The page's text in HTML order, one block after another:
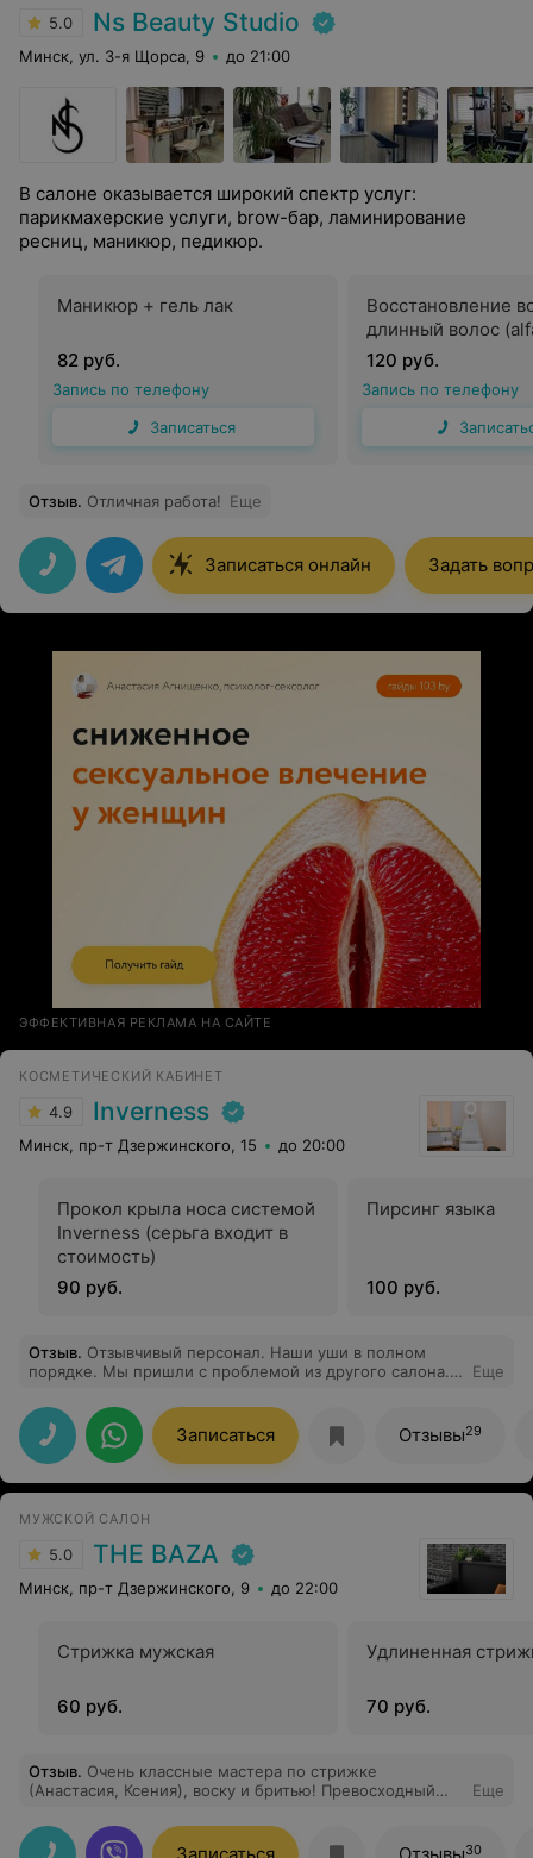
5.0 Ns Beauty Studio
Минск, ул. 3-я Щорса, 9 до 21:00
В салоне оказывается широкий спектр услуг:
парикмахерские услуги, brow-бар, ламинирование
ресниц, маникюр, педикюр.
Маникюр + гель лак
82 руб.
Запись по телефону
Записаться
Восстановление
длинный волос
120 руб.
Запись по телефону
Отзыв. Отличная работа! Еще
Записаться онлайн Задать
ЭФФЕКТИВНАЯ РЕКЛАМА НА САЙТЕ
КОСМЕТИЧЕСКИЙ КАБИНЕТ
4.9 Inverness
Минск, пр-т Дзержинского, 15 до 20:00
Прокол крыла носа системой
Inverness (серьга входит в
стоимость)
90 руб.
Пирсинг языка
100 руб.
Отзыв. Отзывчивый персонал. Наши уши в полном
порядке. Мы пришли с проблемой из другого салона.
выходили. В салоне Инвернесс нам удивили внимание,
оказали квалифицированную помощь! Сделали новые
проколы. Сейчас со словами благодарности
обращаемся к Анастасии. Мастер золотые руки.
Рекомендую.
Еще
Записаться Отзывы29
МУЖСКОЙ САЛОН
5.0 THE BAZA
Минск, пр-т Дзержинского, 9 до 22:00
Стрижка мужская
60 руб.
Удлиненная
70 руб.
Отзыв. Очень классные мастера по стрижке
(Анастасия, Ксения), воску и бритью! Превосходный
именно этот салон
Еще
30